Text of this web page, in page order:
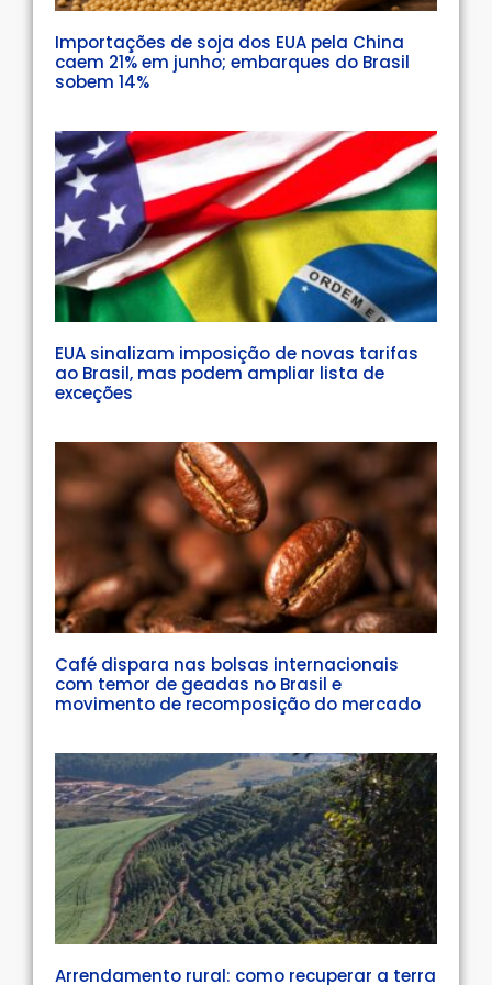
Importações de soja dos EUA pela China
caem 21% em junho; embarques do Brasil
sobem 14%
EUA sinalizam imposição de novas tarifas
ao Brasil, mas podem ampliar lista de
exceções
Café dispara nas bolsas internacionais
com temor de geadas no Brasil e
movimento de recomposição do mercado
Arrendamento rural: como recuperar a terra